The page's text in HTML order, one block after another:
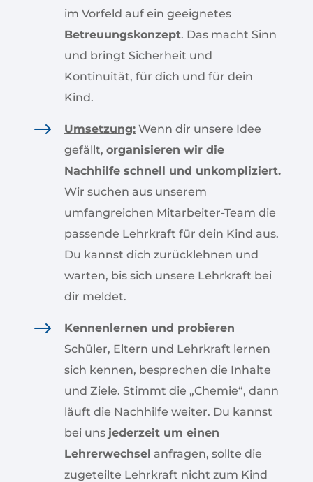
im Vorfeld auf ein geeignetes
Betreuungskonzept. Das macht Sinn
und bringt Sicherheit und
Kontinuität, für dich und für dein
Kind.
$ Umsetzung:Wenn dir unsere Idee
gefällt, organisieren wir die
Nachhilfe schnell und unkompliziert.
Wir suchen aus unserem
umfangreichen Mitarbeiter-Team die
passende Lehrkraft für dein Kind aus.
Du kannst dich zurücklehnen und
warten, bis sich unsere Lehrkraft bei
dir meldet.
$
Kennenlernen und probieren
Schüler, Eltern und Lehrkraft lernen
sich kennen, besprechen die Inhalte
und Ziele. Stimmt die „Chemie“, dann
läuft die Nachhilfe weiter. Du kannst
bei uns jederzeit um einen
Lehrerwechsel anfragen, sollte die
zugeteilte Lehrkraft nicht zum Kind